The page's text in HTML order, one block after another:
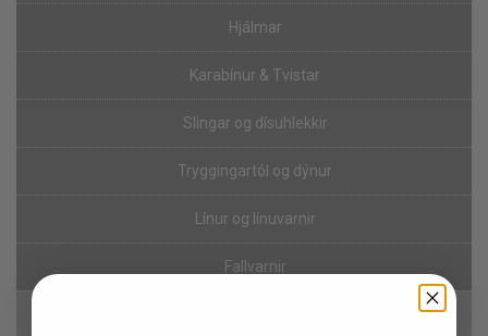
Hjálmar
Karabínur & Tvistar
Slingar og dísuhlekkir
Tryggingartól og dýnur
Línur og línuvarnir
Fallvarnir